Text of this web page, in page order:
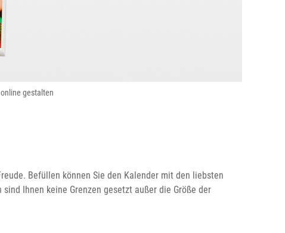
gestalten
Befüllen können Sie den Kalender mit den liebsten
Ihnen keine Grenzen gesetzt außer die Größe der